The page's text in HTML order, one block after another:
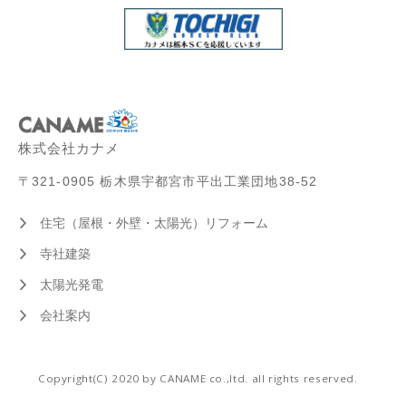
株式会社カナメ
〒321-0905 栃木県宇都宮市平出工業団地38-52
住宅（屋根・外壁・太陽光）リフォーム
寺社建築
太陽光発電
会社案内
Copyright(C) 2020 by CANAME co.,ltd. all rights reserved.